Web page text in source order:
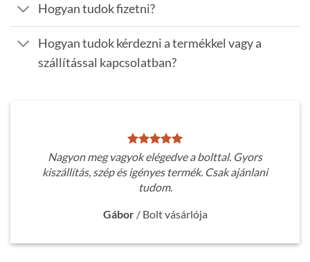
Hogyan tudok fizetni?
Hogyan tudok kérdezni a termékkel vagy a
szállítással kapcsolatban?
Nagyon meg vagyok elégedve a bolttal. Gyors
kiszállítás, szép és igényes termék. Csak ajánlani
tudom.
Gábor / Bolt vásárlója